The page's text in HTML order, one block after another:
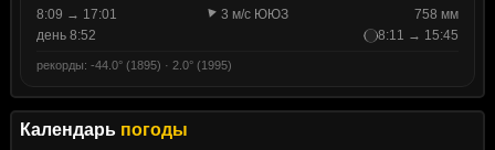
8:09 → 17:01
3 м/с ЮЮЗ
758 мм
день 8:52
8:11 → 15:45
рекорды: -44.0° (1895) · 2.0° (1995)
Календарь погоды